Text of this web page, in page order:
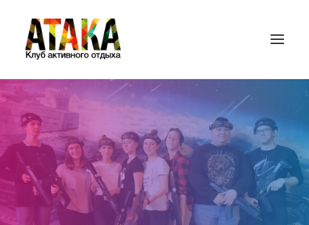
ГЛАВНАЯ
ИГРОВЫЕ ПЛОЩАДКИ
ПЕЙНТБОЛ
ЛАЗЕРТАГ
БАМПЕРБОЛ